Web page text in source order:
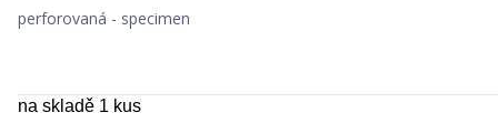
perforovaná - specimen
na skladě 1 kus